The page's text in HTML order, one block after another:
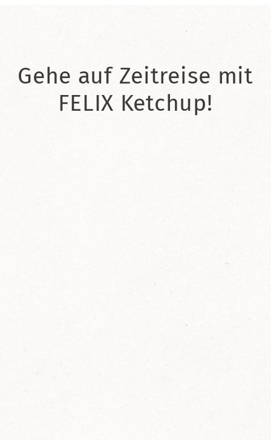
Gehe auf Zeitreise mit
FELIX Ketchup!